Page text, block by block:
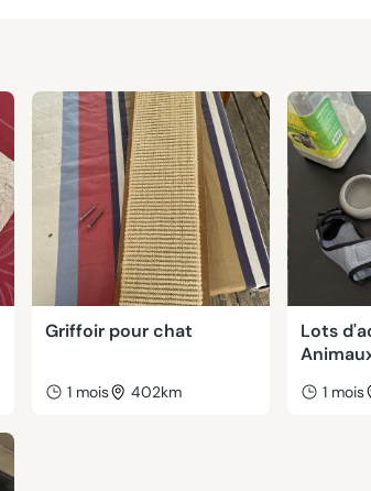
Griffoir pour chat
1 mois 402km
Lots
1 mois